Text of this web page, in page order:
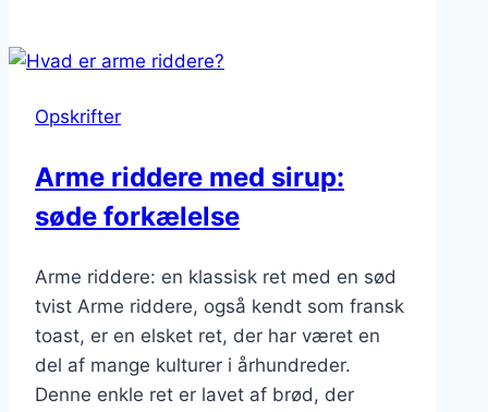
riddere:
tvist
Opskrifter
Arme riddere med sirup:
søde forkælelse
Arme riddere: en klassisk ret med en sød
tvist Arme riddere, også kendt som fransk
toast, er en elsket ret, der har været en
del af mange kulturer i århundreder.
Denne enkle ret er lavet af brød, der